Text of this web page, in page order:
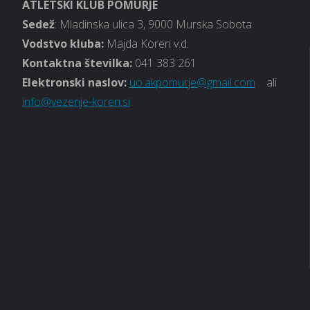
ATLETSKI KLUB POMURJE
Sedež: Mladinska ulica 3, 9000 Murska Sobota
Vodstvo kluba: Majda Koren v.d.
Kontaktna številka: 041 383 261
Elektronski naslov: uo.akpomurje@gmail.com ali
info@vezenje-koren.si